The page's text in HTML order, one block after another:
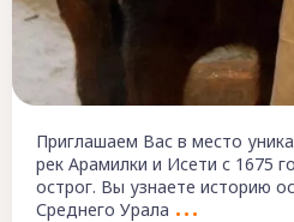
Приглашаем Вас в место
рек Арамилки и Исети с 1675
острог. Вы узнаете историю
Среднего Урала